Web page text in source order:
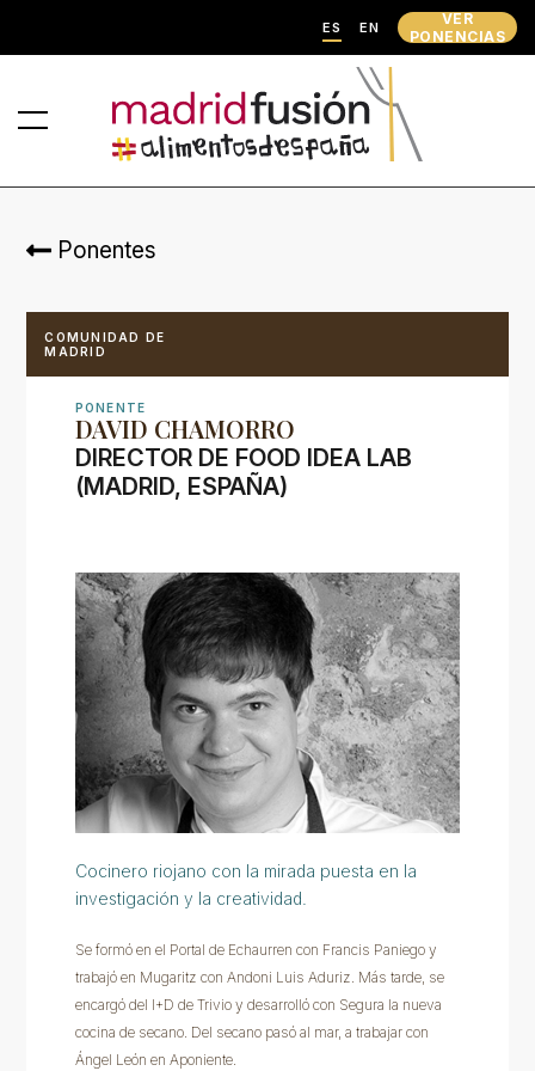
ES EN
VER
PONENCIAS
Ponentes
COMUNIDAD DE
MADRID
PONENTE
DAVID CHAMORRO
DIRECTOR DE FOOD IDEA LAB
(MADRID, ESPAÑA)
Cocinero riojano con la mirada puesta en la
investigación y la creatividad.
Se formó en el Portal de Echaurren con Francis Paniego y
trabajó en Mugaritz con Andoni Luis Aduriz. Más tarde, se
encargó del I+D de Trivio y desarrolló con Segura la nueva
cocina de secano. Del secano pasó al mar, a trabajar con
Ángel León en Aponiente.